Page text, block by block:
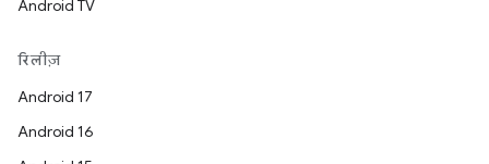
Android TV
रिलीज़
Android 17
Android 16